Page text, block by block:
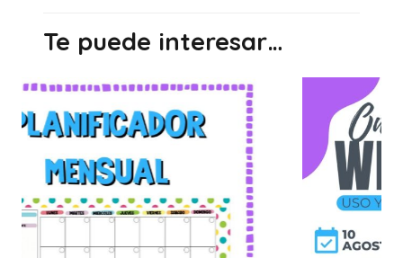
Te puede interesar…